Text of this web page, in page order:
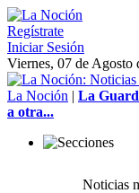
Regístrate
Iniciar Sesión
Viernes, 07 de Agosto
La Noción | La
a otra...
Noticias